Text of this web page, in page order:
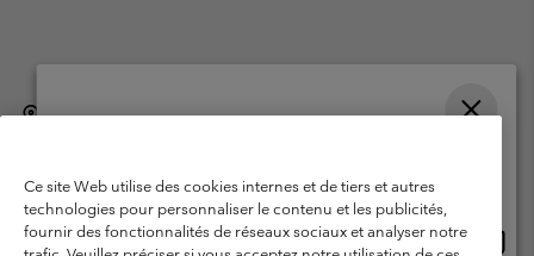
België (Nederlands) | English ›| français ›
Gebruiksvoorwaarden
Verkoopvoorwaarden
Garantie
Privacybeleid
Gebruiksvoorwaarden voor lidmaatschap
Ce site Web utilise des cookies internes et de tiers et autres
technologies pour personnaliser le contenu et les publicités,
fournir des fonctionnalités de réseaux sociaux et analyser notre
Online shoppen beschikbaar
United States